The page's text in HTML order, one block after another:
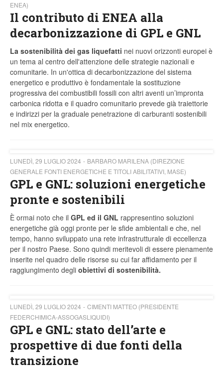
ENEA)
Il contributo di ENEA alla
decarbonizzazione di GPL e GNL
La sostenibilità dei gas liquefatti nei nuovi orizzonti europei è
un tema al centro dell'attenzione delle strategie nazionali e
comunitarie. In un'ottica di decarbonizzazione del sistema
energetico e produttivo è fondamentale la sostituzione
progressiva dei combustibili fossili con altri aventi un’impronta
carbonica ridotta e il quadro comunitario prevede già traiettorie
e indirizzi per la graduale penetrazione di carburanti sostenibili
nel mix energetico.
LUNEDÌ, 29 LUGLIO 2024
BARBARO MARILENA (DIREZIONE
GENERALE FONTI ENERGETICHE E TITOLI ABILITATIVI, MASE)
GPL e GNL: soluzioni energetiche
pronte e sostenibili
È ormai noto che il GPL ed il GNL rappresentino soluzioni
energetiche già oggi pronte per le sfide ambientali e che, nel
tempo, hanno sviluppato una rete infrastrutturale di eccellenza
per il nostro Paese. Sono quindi meritevoli di essere pienamente
inserite nel quadro delle risorse su cui far affidamento per il
raggiungimento degli obiettivi di sostenibilità.
LUNEDÌ, 29 LUGLIO 2024
CIMENTI MATTEO (PRESIDENTE
FEDERCHIMICA-ASSOGASLIQUIDI)
GPL e GNL: stato dell’arte e
prospettive di due fonti della
transizione